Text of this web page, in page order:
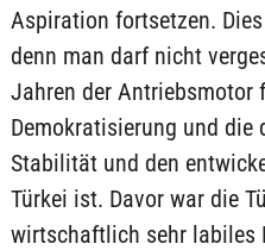
Aspiration fortsetzen.
denn man darf nicht
Jahren der Antriebsmotor
Demokratisierung und die
Stabilität und den
Türkei ist. Davor war die
wirtschaftlich sehr labiles